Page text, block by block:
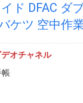
ド DFAC ダ
ケツ 空中作
デオチャネル
帳